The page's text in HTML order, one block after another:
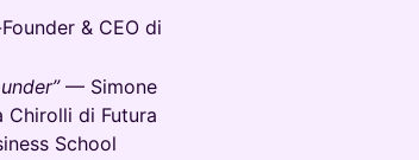
& CEO di
— Simone
Chirolli di Futura
School